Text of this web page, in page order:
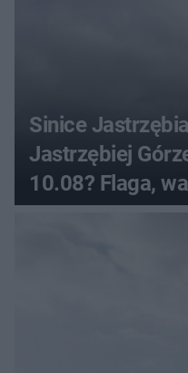
Sinice
Jastrzębiej
10.08? Flaga,